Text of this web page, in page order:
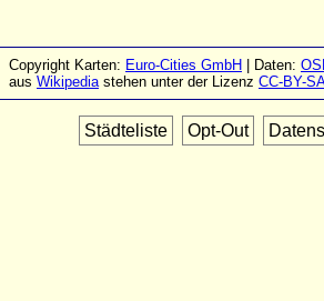
Copyright Karten: Euro-Cities GmbH | Daten:
aus Wikipediastehen unter der Lizenz CC-BY-
Städteliste Opt-Out